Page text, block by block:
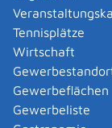
Tennisplätze
Wirtschaft
Gewerbeflächen
Gewerbeliste
Anlagen
Änderung
Änderung
Maßnahme
Änderung
Stadt oder
Änderung